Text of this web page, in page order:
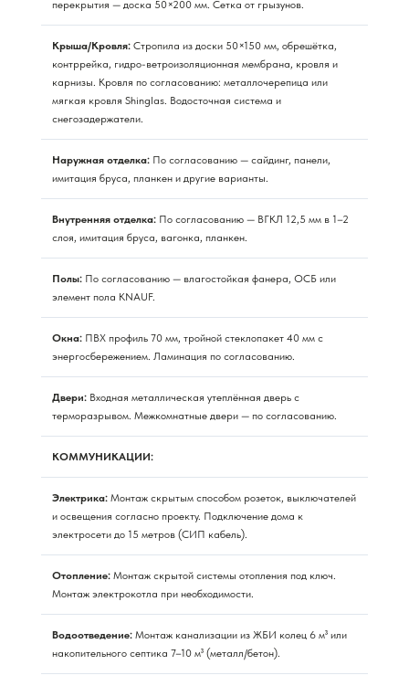
перекрытия — доска 50×200 мм. Сетка от грызунов.
Крыша/Кровля: Стропила из доски 50×150 мм, обрешётка,
контррейка, гидро-ветроизоляционная мембрана, кровля и
карнизы. Кровля по согласованию: металлочерепица или
мягкая кровля Shinglas. Водосточная система и
снегозадержатели.
Наружная отделка: По согласованию — сайдинг, панели,
имитация бруса, планкен и другие варианты.
Внутренняя отделка: По согласованию — ВГКЛ 12,5 мм в 1–2
слоя, имитация бруса, вагонка, планкен.
Полы: По согласованию — влагостойкая фанера, ОСБ или
элемент пола KNAUF.
Окна: ПВХ профиль 70 мм, тройной стеклопакет 40 мм с
энергосбережением. Ламинация по согласованию.
Двери: Входная металлическая утеплённая дверь с
терморазрывом. Межкомнатные двери — по согласованию.
КОММУНИКАЦИИ:
Электрика: Монтаж скрытым способом розеток, выключателей
и освещения согласно проекту. Подключение дома к
электросети до 15 метров (СИП кабель).
Отопление: Монтаж скрытой системы отопления под ключ.
Монтаж электрокотла при необходимости.
Водоотведение: Монтаж канализации из ЖБИ колец 6 м³ или
накопительного септика 7–10 м³ (металл/бетон).